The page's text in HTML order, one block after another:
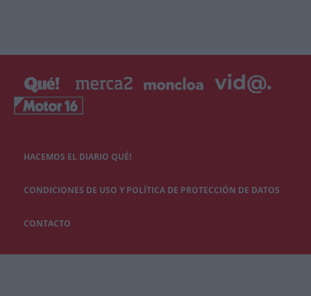
HACEMOS EL DIARIO QUÉ!
CONDICIONES DE USO Y POLÍTICA DE PROTECCIÓN DE DATOS
CONTACTO